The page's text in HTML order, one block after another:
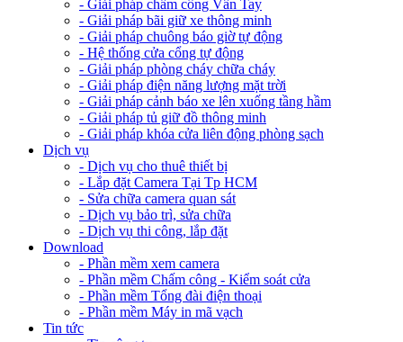
- Giải pháp chấm công Vân Tay
- Giải pháp bãi giữ xe thông minh
- Giải pháp chuông báo giờ tự động
- Hệ thống cửa cổng tự động
- Giải pháp phòng cháy chữa cháy
- Giải pháp điện năng lượng mặt trời
- Giải pháp cảnh báo xe lên xuống tầng hầm
- Giải pháp tủ giữ đồ thông minh
- Giải pháp khóa cửa liên động phòng sạch
Dịch vụ
- Dịch vụ cho thuê thiết bị
- Lắp đặt Camera Tại Tp HCM
- Sửa chữa camera quan sát
- Dịch vụ bảo trì, sửa chữa
- Dịch vụ thi công, lắp đặt
Download
- Phần mềm xem camera
- Phần mềm Chấm công - Kiểm soát cửa
- Phần mềm Tổng đài điện thoại
- Phần mềm Máy in mã vạch
Tin tức